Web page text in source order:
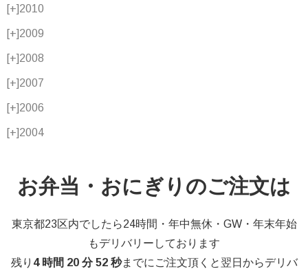
[+]2010
[+]2009
[+]2008
[+]2007
[+]2006
[+]2004
お弁当・おにぎりのご注文は
東京都23区内でしたら24時間・年中無休・GW・年末年始
もデリバリーしております
残り 4 時間 20 分 51 秒までにご注文頂くと翌日からデリバ